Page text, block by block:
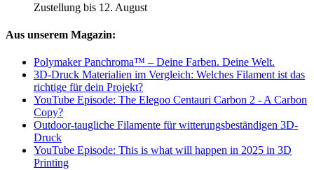
Zustellung bis 12. August
Aus unserem Magazin:
Polymaker Panchroma™ – Deine Farben. Deine Welt.
3D-Druck Materialien im Vergleich: Welches Filament ist das
richtige für dein Projekt?
YouTube Episode: The Elegoo Centauri Carbon 2 - A Carbon
Copy?
Outdoor-taugliche Filamente für witterungsbeständigen 3D-
Druck
YouTube Episode: This is what will happen in 2025 in 3D
Printing